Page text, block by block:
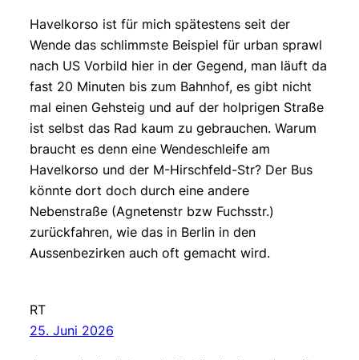
Havelkorso ist für mich spätestens seit der
Wende das schlimmste Beispiel für urban sprawl
nach US Vorbild hier in der Gegend, man läuft da
fast 20 Minuten bis zum Bahnhof, es gibt nicht
mal einen Gehsteig und auf der holprigen Straße
ist selbst das Rad kaum zu gebrauchen. Warum
braucht es denn eine Wendeschleife am
Havelkorso und der M-Hirschfeld-Str? Der Bus
könnte dort doch durch eine andere
Nebenstraße (Agnetenstr bzw Fuchsstr.)
zurückfahren, wie das in Berlin in den
Aussenbezirken auch oft gemacht wird.
RT
25. Juni 2026